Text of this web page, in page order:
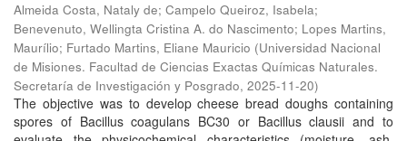
Almeida Costa, Nataly de; Campelo Queiroz, Isabela;
Benevenuto, Wellingta Cristina A. do Nascimento; Lopes Martins,
Maurílio; Furtado Martins, Eliane Mauricio (Universidad Nacional
de Misiones. Facultad de Ciencias Exactas Químicas Naturales.
Secretaría de Investigación y Posgrado, 2025-11-20)
The objective was to develop cheese bread doughs containing
spores of Bacillus coagulans BC30 or Bacillus clausii and to